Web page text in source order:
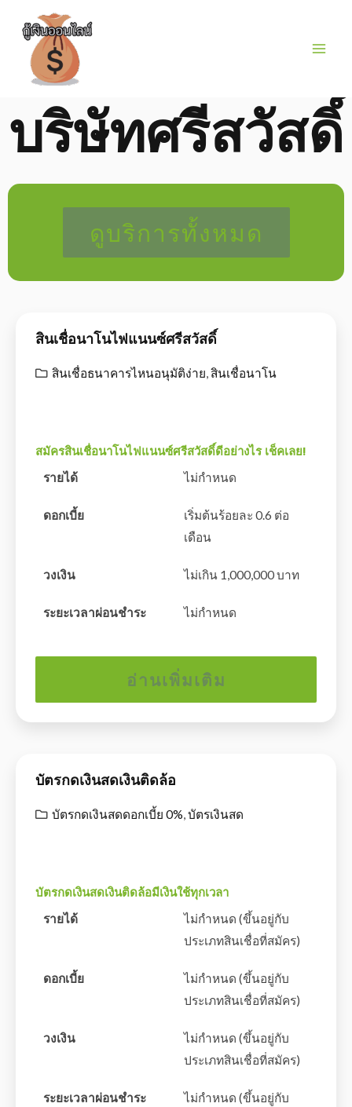
บริษัทศรีสวัสดิ์
ดูบริการทั้งหมด
สินเชื่อนาโนไฟแนนซ์ศรีสวัสดิ์
สินเชื่อธนาคารไหนอนุมัติง่าย,สินเชื่อนาโน
สมัครสินเชื่อนาโนไฟแนนซ์ศรีสวัสดิ์ดีอย่างไร เช็คเลย!
รายได้ ไม่กำหนด
ดอกเบี้ย
เริ่มต้นร้อยละ 0.6 ต่อ
เดือน
วงเงิน ไม่เกิน 1,000,000 บาท
ระยะเวลาผ่อนชำระ ไม่กำหนด
อ่านเพิ่มเติม
บัตรกดเงินสดเงินติดล้อ
บัตรกดเงินสดดอกเบี้ย 0%,บัตรเงินสด
บัตรกดเงินสดเงินติดล้อมีเงินใช้ทุกเวลา
รายได้
ไม่กำหนด (ขึ้นอยู่กับ
ประเภทสินเชื่อที่สมัคร)
ดอกเบี้ย
ไม่กำหนด (ขึ้นอยู่กับ
ประเภทสินเชื่อที่สมัคร)
วงเงิน
ไม่กำหนด (ขึ้นอยู่กับ
ประเภทสินเชื่อที่สมัคร)
ระยะเวลาผ่อนชำระ
ไม่กำหนด (ขึ้นอยู่กับ